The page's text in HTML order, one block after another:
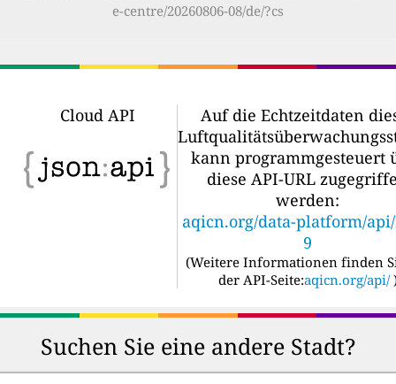
e-centre/20260806-08/de/?cs
Cloud API
Auf die Echtzeitdaten
kann programmgesteuert
diese API-URL
werden:
aqicn.org/data-platform/
9
(Weitere Informationen finden
der API-Seite:aqicn.org/api/
Suchen Sie eine andere Stadt?